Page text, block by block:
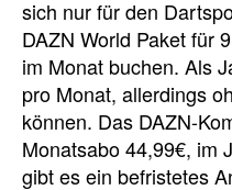
sich nur für den
DAZN World Paket für
im Monat buchen. Als
pro Monat, allerdings
können. Das DAZN-
Monatsabo 44,99€, im
gibt es ein befristetes